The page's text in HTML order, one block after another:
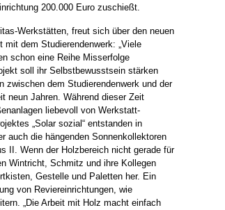
200.000 Euro zuschießt.
Werkstätten, freut sich über den neuen
dem Studierendenwerk: „Viele
schon eine Reihe Misserfolge
soll ihr Selbstbewusstsein stärken
zwischen dem Studierendenwerk und der
neun Jahren. Während dieser Zeit
liebevoll von Werkstatt-
„Solar sozial“ entstanden in
auch die hängenden Sonnenkollektoren
II. Wenn der Holzbereich nicht gerade für
Wintricht, Schmitz und ihre Kollegen
Gestelle und Paletten her. Ein
von Reviereinrichtungen, wie
„Die Arbeit mit Holz macht einfach